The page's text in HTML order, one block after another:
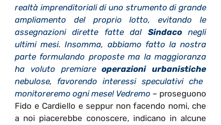
realtà imprenditoriali di uno strumento di grande
ampliamento del proprio lotto, evitando le
assegnazioni dirette fatte dal Sindaconegli
ultimi mesi. Insomma, abbiamo fatto la nostra
parte formulando proposte ma la maggioranza
ha voluto premiareoperazioni urbanistiche
nebulose, favorendo interessi speculativi che
monitoreremo ogni mese! Vedremo – proseguono
Fido e Cardiello e seppur non facendo nomi, che
a noi piacerebbe conoscere, indicano in alcune